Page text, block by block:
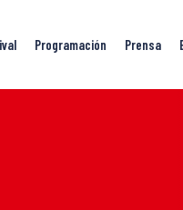
Programación Prensa